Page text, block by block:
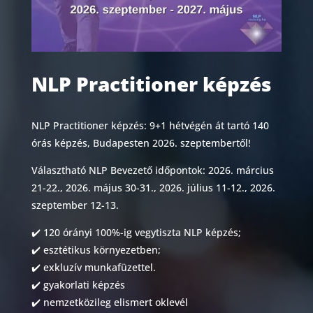
NLP Practitioner képzés
NLP Practitioner képzés: 9+1 hétvégén át tartó 140
órás képzés, Budapesten 2026. szeptembertől!
Választható NLP Bevezető időpontok: 2026. március
21-22., 2026. május 30-31., 2026. július 11-12., 2026.
szeptember 12-13.
✔️ 120 órányi 100%-ig vegytiszta NLP képzés;
✔️ esztétikus környezetben;
✔️ exkluzív munkafüzettel.
✔️ gyakorlati képzés
✔️ nemzetközileg elismert oklevél